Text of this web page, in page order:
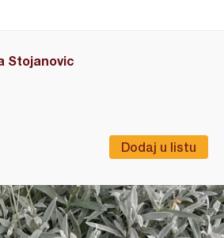
Stojanovic
Dodaj u listu